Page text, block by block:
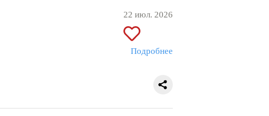
22 июл. 2026
Подробнее